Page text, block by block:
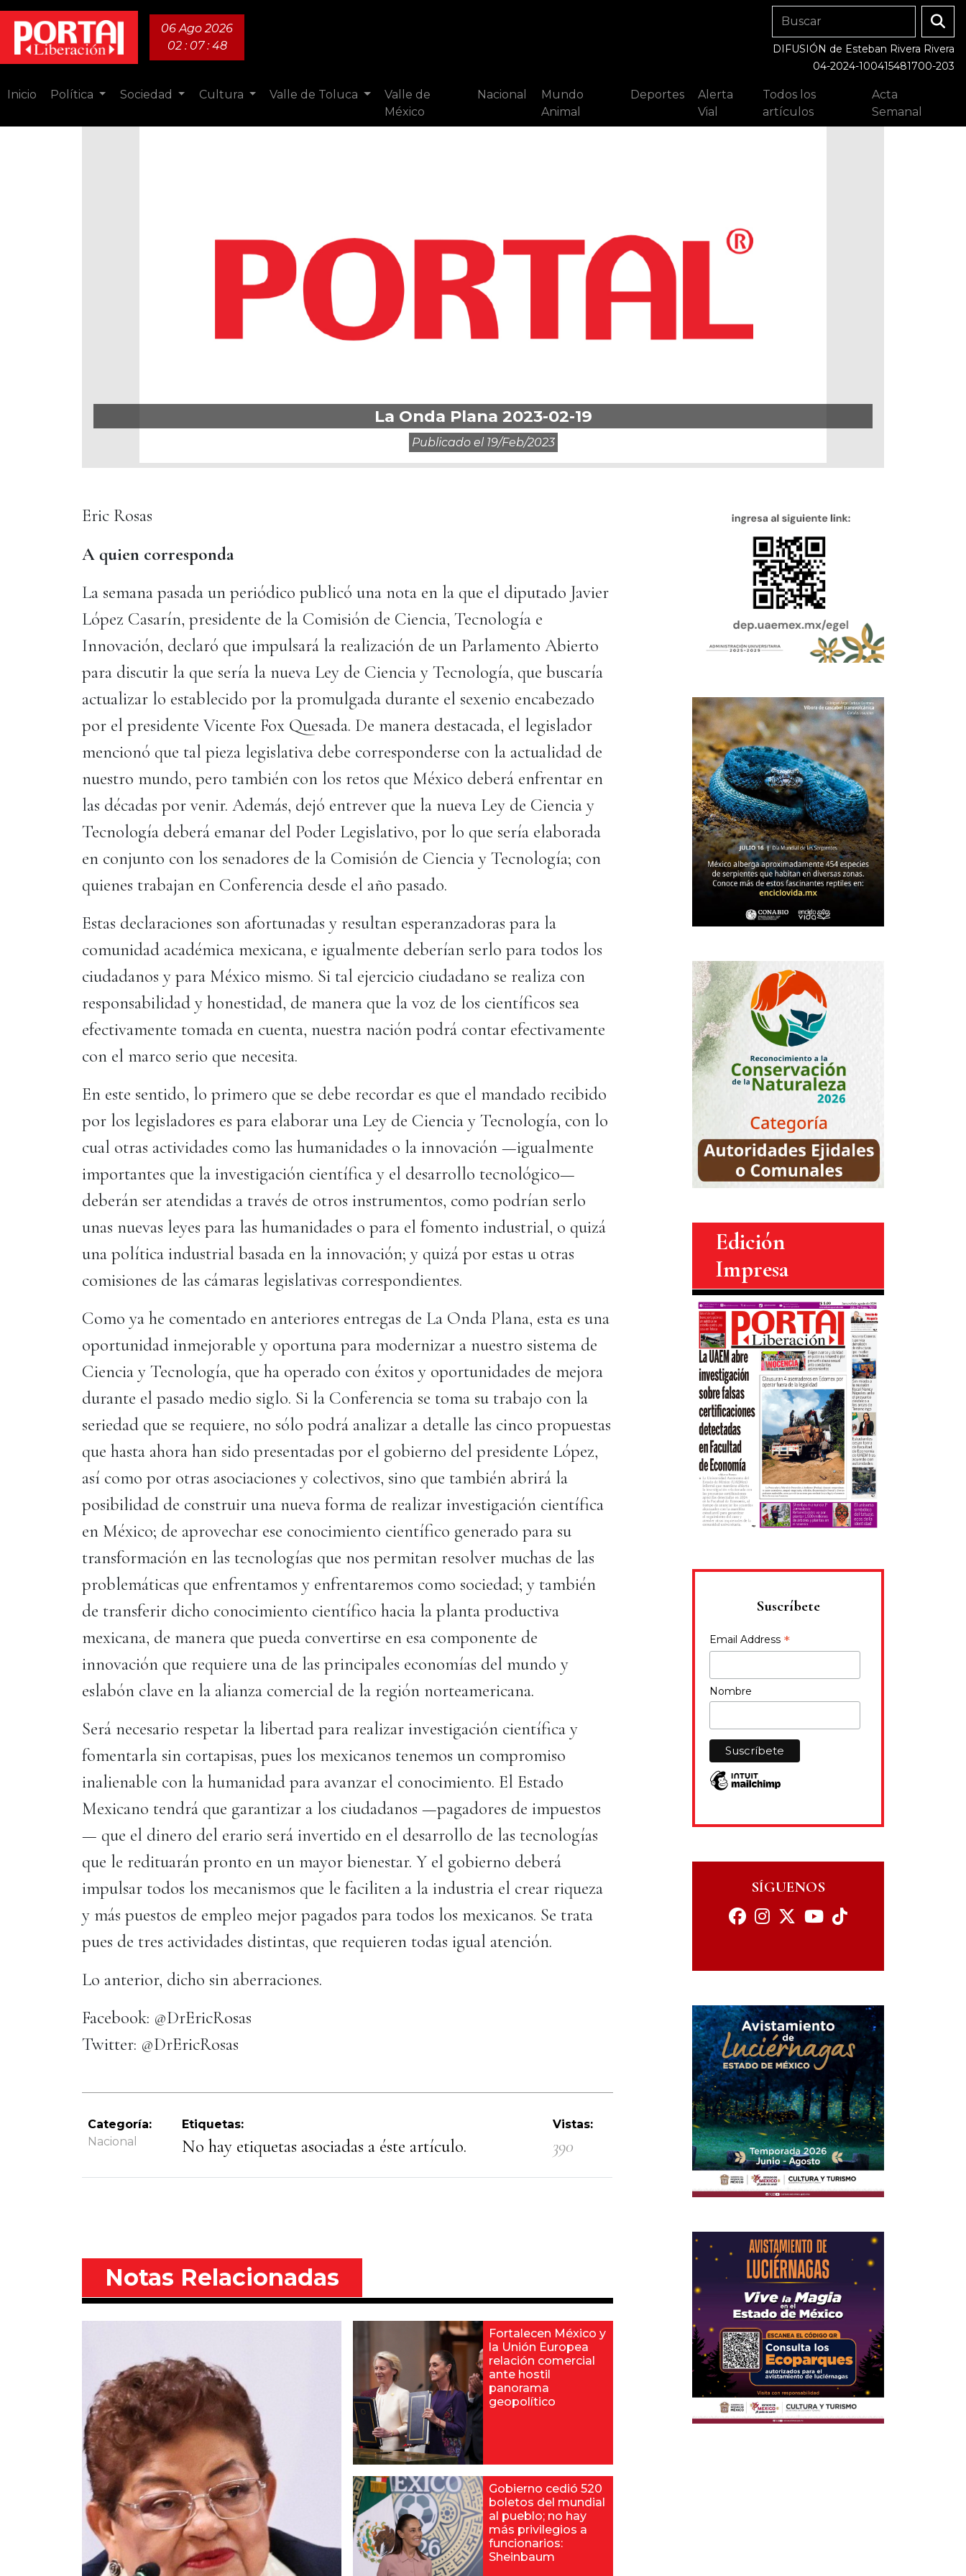
06 Ago 2026
02 : 07 : 49
DIFUSIÓN de Esteban Rivera Rivera
04-2024-100415481700-203
Inicio Política Sociedad Cultura Valle de Toluca
Valle de
México
Nacional
Mundo
Animal
Deportes
Alerta
Vial
Todos los
artículos
Acta
Semanal
La Onda Plana 2023-02-19
Publicado el 19/feb/2023
Eric Rosas
A quien corresponda
La semana pasada un periódico publicó una nota en la que el diputado Javier
López Casarín, presidente de la Comisión de Ciencia, Tecnología e
Innovación, declaró que impulsará la realización de un Parlamento Abierto
para discutir la que sería la nueva Ley de Ciencia y Tecnología, que buscaría
actualizar lo establecido por la promulgada durante el sexenio encabezado
por el presidente Vicente Fox Quesada. De manera destacada, el legislador
mencionó que tal pieza legislativa debe corresponderse con la actualidad de
nuestro mundo, pero también con los retos que México deberá enfrentar en
las décadas por venir. Además, dejó entrever que la nueva Ley de Ciencia y
Tecnología deberá emanar del Poder Legislativo, por lo que sería elaborada
en conjunto con los senadores de la Comisión de Ciencia y Tecnología; con
quienes trabajan en Conferencia desde el año pasado.
Estas declaraciones son afortunadas y resultan esperanzadoras para la
comunidad académica mexicana, e igualmente deberían serlo para todos los
ciudadanos y para México mismo. Si tal ejercicio ciudadano se realiza con
responsabilidad y honestidad, de manera que la voz de los científicos sea
efectivamente tomada en cuenta, nuestra nación podrá contar efectivamente
con el marco serio que necesita.
En este sentido, lo primero que se debe recordar es que el mandado recibido
por los legisladores es para elaborar una Ley de Ciencia y Tecnología, con lo
cual otras actividades como las humanidades o la innovación —igualmente
importantes que la investigación científica y el desarrollo tecnológico—
deberán ser atendidas a través de otros instrumentos, como podrían serlo
unas nuevas leyes para las humanidades o para el fomento industrial, o quizá
una política industrial basada en la innovación; y quizá por estas u otras
comisiones de las cámaras legislativas correspondientes.
Como ya he comentado en anteriores entregas de La Onda Plana, esta es una
oportunidad inmejorable y oportuna para modernizar a nuestro sistema de
Ciencia y Tecnología, que ha operado con éxitos y oportunidades de mejora
durante el pasado medio siglo. Si la Conferencia se toma su trabajo con la
seriedad que se requiere, no sólo podrá analizar a detalle las cinco propuestas
que hasta ahora han sido presentadas por el gobierno del presidente López,
así como por otras asociaciones y colectivos, sino que también abrirá la
posibilidad de construir una nueva forma de realizar investigación científica
en México; de aprovechar ese conocimiento científico generado para su
transformación en las tecnologías que nos permitan resolver muchas de las
problemáticas que enfrentamos y enfrentaremos como sociedad; y también
de transferir dicho conocimiento científico hacia la planta productiva
mexicana, de manera que pueda convertirse en esa componente de
innovación que requiere una de las principales economías del mundo y
eslabón clave en la alianza comercial de la región norteamericana.
Será necesario respetar la libertad para realizar investigación científica y
fomentarla sin cortapisas, pues los mexicanos tenemos un compromiso
inalienable con la humanidad para avanzar el conocimiento. El Estado
Mexicano tendrá que garantizar a los ciudadanos —pagadores de impuestos
— que el dinero del erario será invertido en el desarrollo de las tecnologías
que le redituarán pronto en un mayor bienestar. Y el gobierno deberá
impulsar todos los mecanismos que le faciliten a la industria el crear riqueza
y más puestos de empleo mejor pagados para todos los mexicanos. Se trata
pues de tres actividades distintas, que requieren todas igual atención.
Lo anterior, dicho sin aberraciones.
Facebook: @DrEricRosas
Twitter: @DrEricRosas
Categoría:
Nacional
Etiquetas:
No hay etiquetas asociadas a éste artículo.
Vistas:
390
Notas Relacionadas
Fortalecen México y
la Unión Europea
relación comercial
ante hostil
panorama
geopolítico
Gobierno cedió 520
boletos del mundial
al pueblo; no hay
más privilegios a
funcionarios:
Sheinbaum
Edición
Impresa
Suscríbete
Email Address *
Nombre
SÍGUENOS